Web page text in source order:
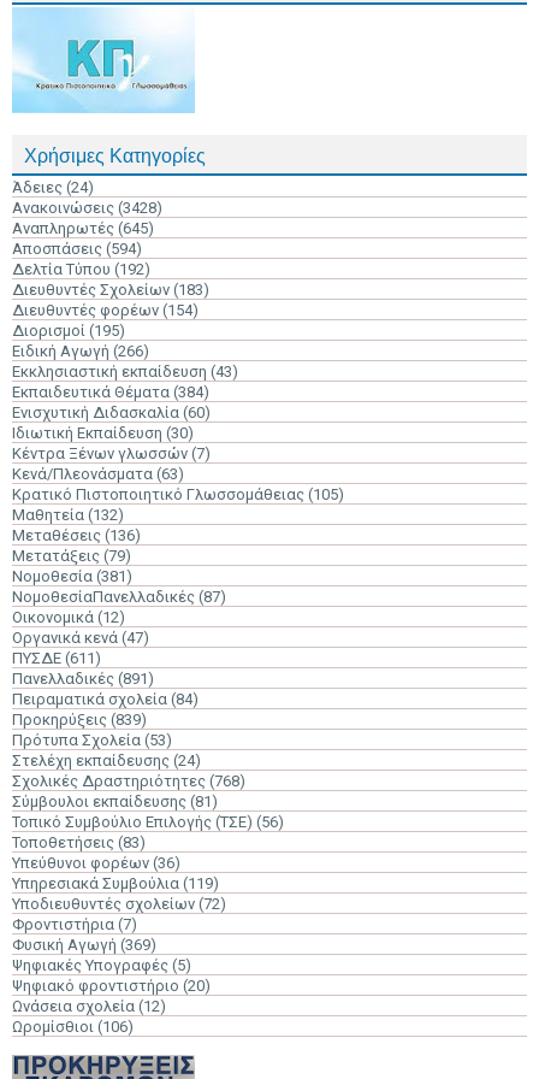
Χρήσιμες Κατηγορίες
Άδειες (24)
Ανακοινώσεις (3428)
Αναπληρωτές (645)
Αποσπάσεις (594)
Δελτία Τύπου (192)
Διευθυντές Σχολείων (183)
Διευθυντές φορέων (154)
Διορισμοί (195)
Ειδική Αγωγή (266)
Εκκλησιαστική εκπαίδευση (43)
Εκπαιδευτικά Θέματα (384)
Ενισχυτική Διδασκαλία (60)
Ιδιωτική Εκπαίδευση (30)
Κέντρα Ξένων γλωσσών (7)
Κενά/Πλεονάσματα (63)
Κρατικό Πιστοποιητικό Γλωσσομάθειας (105)
Μαθητεία (132)
Μεταθέσεις (136)
Μετατάξεις (79)
Νομοθεσία (381)
ΝομοθεσίαΠανελλαδικές (87)
Οικονομικά (12)
Οργανικά κενά (47)
ΠΥΣΔΕ (611)
Πανελλαδικές (891)
Πειραματικά σχολεία (84)
Προκηρύξεις (839)
Πρότυπα Σχολεία (53)
Στελέχη εκπαίδευσης (24)
Σχολικές Δραστηριότητες (768)
Σύμβουλοι εκπαίδευσης (81)
Τοπικό Συμβούλιο Επιλογής (ΤΣΕ) (56)
Τοποθετήσεις (83)
Υπεύθυνοι φορέων (36)
Υπηρεσιακά Συμβούλια (119)
Υποδιευθυντές σχολείων (72)
Φροντιστήρια (7)
Φυσική Αγωγή (369)
Ψηφιακές Υπογραφές (5)
Ψηφιακό φροντιστήριο (20)
Ωνάσεια σχολεία (12)
Ωρομίσθιοι (106)